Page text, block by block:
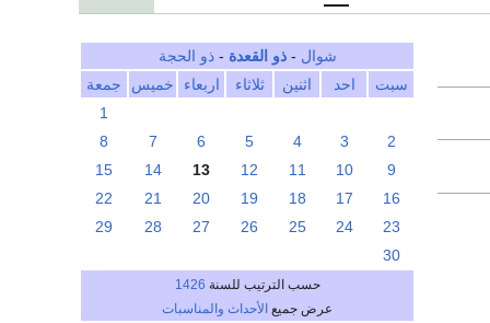
شوال -ذو القعدة -ذو الحجة
سبت
احد اثنين ثلاثاء اربعاء خميس
جمعة
1
2
3
4
5
6
7
8
9
10
11
12
13
14
15
16
17
18
19
20
21
22
23
24
25
26
27
28
29
30
حسب الترتيب للسنة 1426
عرض جميع الأحداث والمناسبات